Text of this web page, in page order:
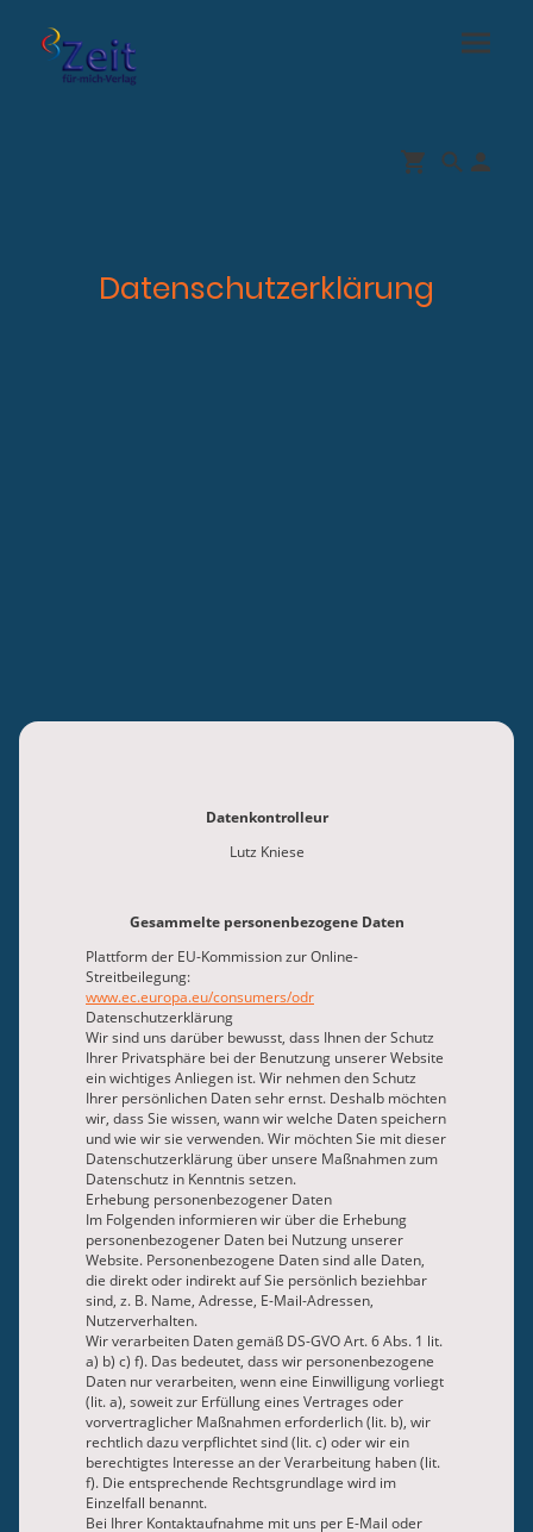
Datenschutzerklärung
Datenkontrolleur
Lutz Kniese
Gesammelte personenbezogene Daten
Plattform der EU-Kommission zur Online-
Streitbeilegung:
www.ec.europa.eu/consumers/odr
Datenschutz­erklärung
Wir sind uns darüber bewusst, dass Ihnen der Schutz
Ihrer Privatsphäre bei der Benutzung unserer Website
ein wichtiges Anliegen ist. Wir nehmen den Schutz
Ihrer persönlichen Daten sehr ernst. Deshalb möchten
wir, dass Sie wissen, wann wir welche Daten speichern
und wie wir sie verwenden. Wir möchten Sie mit dieser
Datenschutzerklärung über unsere Maßnahmen zum
Datenschutz in Kenntnis setzen.
Erhebung personenbezogener Daten
Im Folgenden informieren wir über die Erhebung
personenbezogener Daten bei Nutzung unserer
Website. Personenbezogene Daten sind alle Daten,
die direkt oder indirekt auf Sie persönlich beziehbar
sind, z. B. Name, Adresse, E-Mail-Adressen,
Nutzerverhalten.
Wir verarbeiten Daten gemäß DS-GVO Art. 6 Abs. 1 lit.
a) b) c) f). Das bedeutet, dass wir personenbezogene
Daten nur verarbeiten, wenn eine Einwilligung vorliegt
(lit. a), soweit zur Erfüllung eines Vertrages oder
vorvertraglicher Maßnahmen erforderlich (lit. b), wir
rechtlich dazu verpflichtet sind (lit. c) oder wir ein
berechtigtes Interesse an der Verarbeitung haben (lit.
f). Die entsprechende Rechtsgrundlage wird im
Einzelfall benannt.
Bei Ihrer Kontaktaufnahme mit uns per E-Mail oder